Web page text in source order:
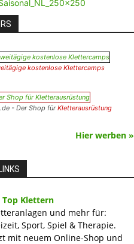
kostenlose Klettercamps
- Der Shop fürKletterausrüstung
Hier werben »
Top Klettern
und mehr für:
Sport, Spiel & Therapie.
mit neuem Online-Shop und